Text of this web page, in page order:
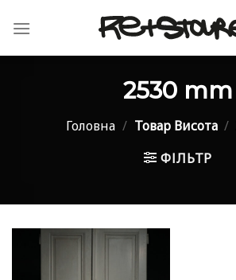
2530 mm
Головна / Товар Висота /
ФІЛЬТР